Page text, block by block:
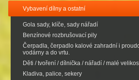
Vybavení dílny a ostatní
Gola sady, klíče, sady nářadí
Benzínové rozbrušovací pily
Čerpadla, čerpadlo kalové zahradní i
vodárny a do vrtu.
Děti / tvoření / dílnička / nářadí / malé
Kladiva, palice, sekery